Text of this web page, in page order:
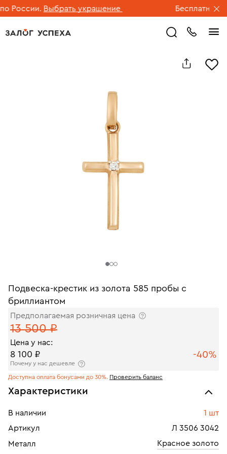
России. Выбрать украшение Бесплатная
Подвеска-крестик из золота 585 пробы с
бриллиантом
Предполагаемая розничная цена
13 500 ₽
Цена у нас:
8 100 ₽ -40%
Почему у нас дешевле
Доступна оплата бонусами до 30%. Проверить баланс
Характеристики
В наличии
1 шт
Артикул
Л 3506 3042
Металл
Красное золото